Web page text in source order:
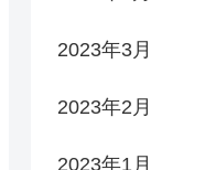
2023年3月
2023年2月
2023年1月